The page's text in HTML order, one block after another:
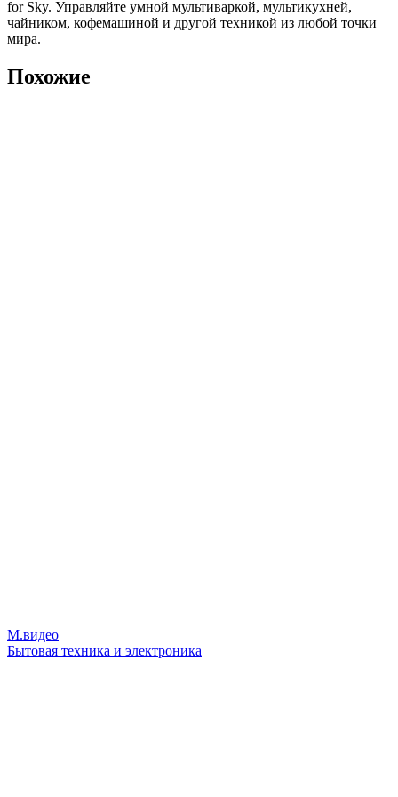
for Sky. Управляйте умной мультиваркой, мультикухней,
чайником, кофемашиной и другой техникой из любой точки
мира.
Похожие
М.видео
Бытовая техника и электроника